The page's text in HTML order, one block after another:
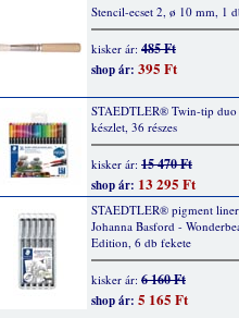
Stencil-ecset 2, ø 10 mm, 1
kisker ár: 485 Ft
shop ár: 395 Ft
STAEDTLER® Twin-tip
készlet, 36 részes
kisker ár: 15 470 Ft
shop ár: 13 295 Ft
STAEDTLER® pigment
Johanna Basford -
Edition, 6 db fekete
kisker ár: 6 160 Ft
shop ár: 5 165 Ft